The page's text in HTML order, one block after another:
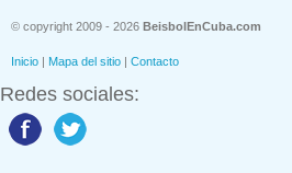
© copyright 2009 - 2026 BeisbolEnCuba.com
Inicio | Mapa del sitio | Contacto
Redes sociales: